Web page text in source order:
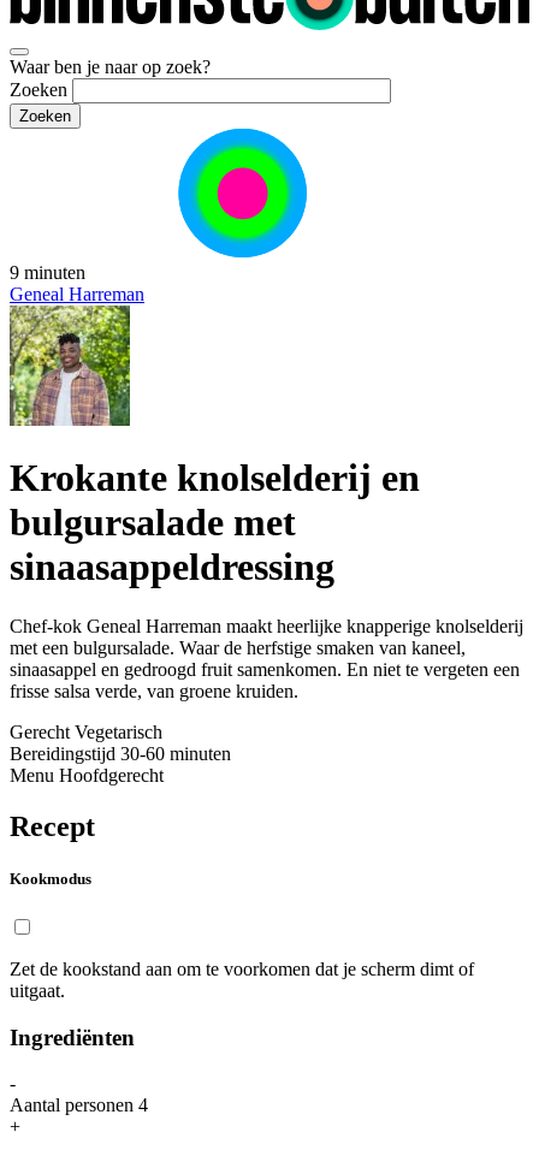
Waar ben je naar op zoek?
Zoeken
9 minuten
Geneal Harreman
Krokante knolselderij en
bulgursalade met
sinaasappeldressing
Chef-kok Geneal Harreman maakt heerlijke knapperige knolselderij
met een bulgursalade. Waar de herfstige smaken van kaneel,
sinaasappel en gedroogd fruit samenkomen. En niet te vergeten een
frisse salsa verde, van groene kruiden.
Gerecht Vegetarisch
Bereidingstijd 30-60 minuten
Menu Hoofdgerecht
Recept
Kookmodus
Zet de kookstand aan om te voorkomen dat je scherm dimt of
uitgaat.
Ingrediënten
-
Aantal personen 4
+